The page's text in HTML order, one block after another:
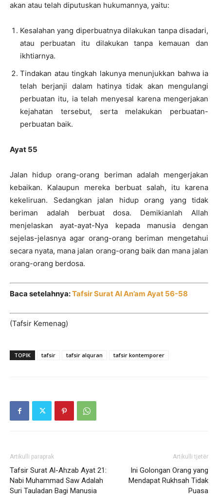
akan atau telah diputuskan hukumannya, yaitu:
Kesalahan yang diperbuatnya dilakukan tanpa disadari,
atau perbuatan itu dilakukan tanpa kemauan dan
ikhtiarnya.
Tindakan atau tingkah lakunya menunjukkan bahwa ia
telah berjanji dalam hatinya tidak akan mengulangi
perbuatan itu, ia telah menyesal karena mengerjakan
kejahatan tersebut, serta melakukan perbuatan-
perbuatan baik.
Ayat 55
Jalan hidup orang-orang beriman adalah mengerjakan
kebaikan. Kalaupun mereka berbuat salah, itu karena
kekeliruan. Sedangkan jalan hidup orang yang tidak
beriman adalah berbuat dosa. Demikianlah Allah
menjelaskan ayat-ayat-Nya kepada manusia dengan
sejelas-jelasnya agar orang-orang beriman mengetahui
secara nyata, mana jalan orang-orang baik dan mana jalan
orang-orang berdosa.
Baca setelahnya:Tafsir Surat Al An’am Ayat 56-58
(Tafsir Kemenag)
TOPIK tafsir tafsir alquran tafsir kontemporer
Artikulli paraprak
Tafsir Surat Al-Ahzab Ayat 21:
Nabi Muhammad Saw Adalah
Suri Tauladan Bagi Manusia
Artikulli tjetër
Ini Golongan Orang yang
Mendapat Rukhsah Tidak
Puasa